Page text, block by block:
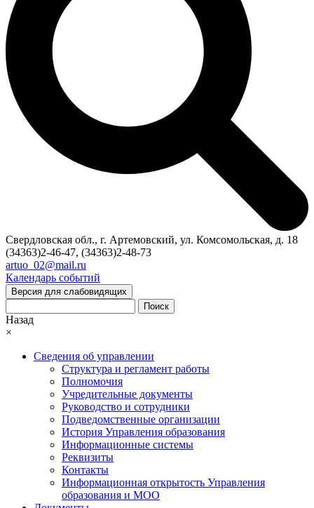
Свердловская обл., г. Артемовский, ул. Комсомольская, д. 18
(34363)2-46-47, (34363)2-48-73
artuo_02@mail.ru
Календарь событий
Версия для слабовидящих
Поиск
Назад
×
Сведения об управлении
Структура и регламент работы
Полномочия
Учредительные документы
Руководство и сотрудники
Подведомственные организации
История Управления образования
Информационные системы
Реквизиты
Контакты
Информационная открытость Управления
образования и МОО